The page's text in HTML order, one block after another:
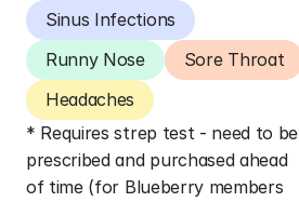
Sinus Infections
Runny Nose
Sore Throat
Headaches
* Requires strep test - need to be
prescribed and purchased ahead
of time (for Blueberry members